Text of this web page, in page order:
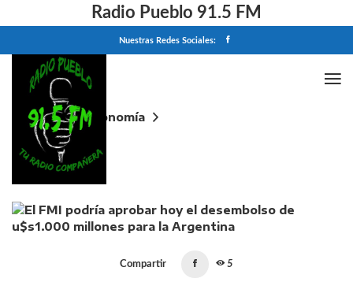
Radio Pueblo 91.5 FM
Nuestras Redes Sociales:
Home
Economía
El FMI podría aprobar hoy el desembolso de
u$s1.000 millones para la Argentina
Compartir 5